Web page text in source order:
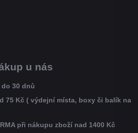
u nás
30 dnů
75 Kč ( výdejní místa, boxy či balík na
při nákupu zboží nad 1400 Kč